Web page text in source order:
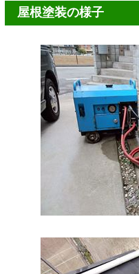
屋根塗装の様子